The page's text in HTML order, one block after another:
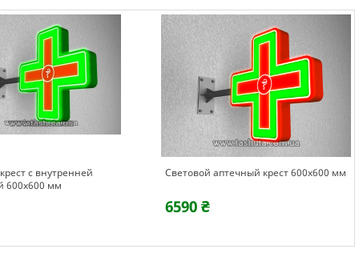
с внутренней
600х600 мм
Световой аптечный крест 600х600 мм
6590 ₴